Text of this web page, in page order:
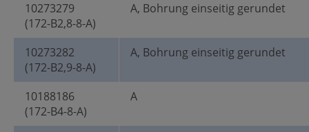
10273279
(172-B2,8-8-A)
A, Bohrung einseitig gerundet
10273282
(172-B2,9-8-A)
A, Bohrung einseitig gerundet
10188186
(172-B4-8-A)
A